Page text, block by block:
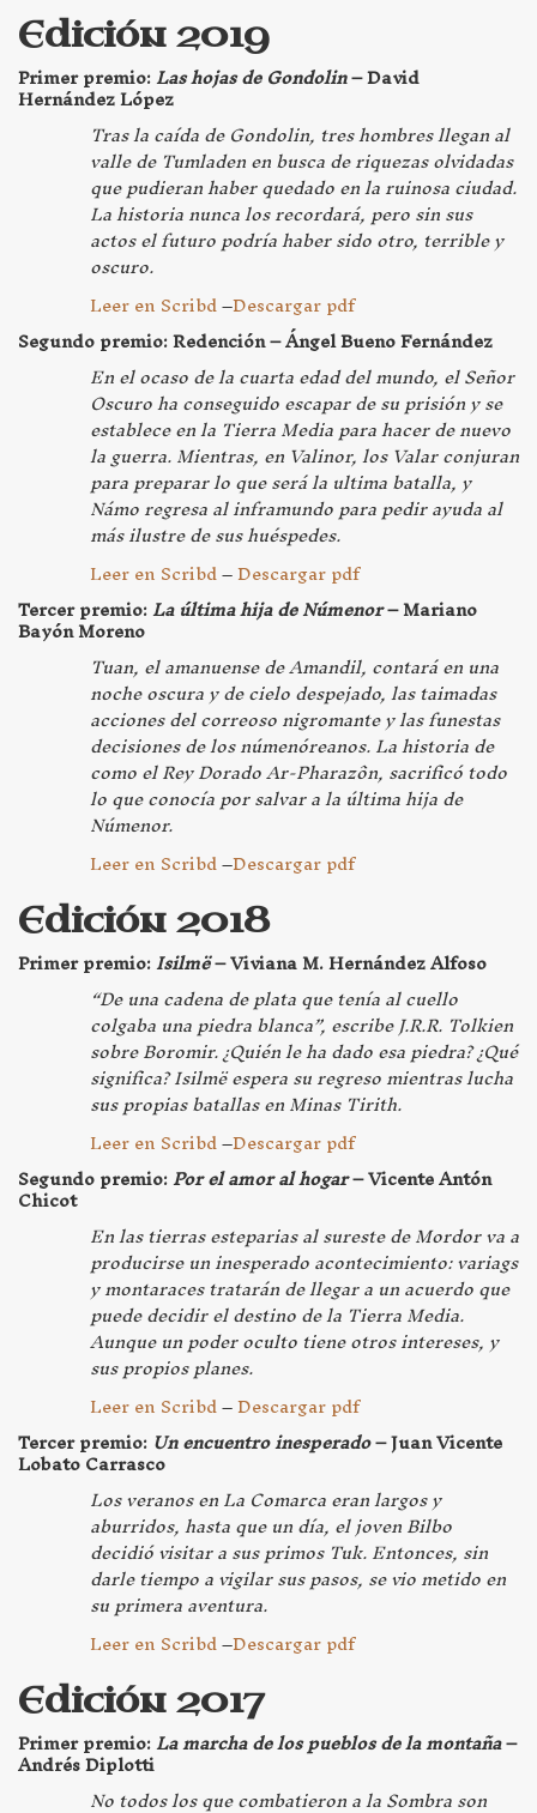
Edición 2019
Primer premio:Las hojas de Gondolin– David
Hernández López
Tras la caída de Gondolin, tres hombres llegan al
valle de Tumladen en busca de riquezas olvidadas
que pudieran haber quedado en la ruinosa ciudad.
La historia nunca los recordará, pero sin sus
actos el futuro podría haber sido otro, terrible y
oscuro.
Leer en Scribd–Descargar pdf
Segundo premio: Redención – Ángel Bueno Fernández
En el ocaso de la cuarta edad del mundo, el Señor
Oscuro ha conseguido escapar de su prisión y se
establece en la Tierra Media para hacer de nuevo
la guerra. Mientras, en Valinor, los Valar conjuran
para preparar lo que será la ultima batalla, y
Námo regresa al inframundo para pedir ayuda al
más ilustre de sus huéspedes.
Leer en Scribd–Descargar pdf
Tercer premio:La última hija de Númenor– Mariano
Bayón Moreno
Tuan, el amanuense de Amandil, contará en una
noche oscura y de cielo despejado, las taimadas
acciones del correoso nigromante y las funestas
decisiones de los númenóreanos. La historia de
como el Rey Dorado Ar-Pharazôn, sacrificó todo
lo que conocía por salvar a la última hija de
Númenor.
Leer en Scribd–Descargar pdf
Edición 2018
Primer premio:Isilmë– Viviana M. Hernández Alfoso
“De una cadena de plata que tenía al cuello
colgaba una piedra blanca”, escribe J.R.R. Tolkien
sobre Boromir. ¿Quién le ha dado esa piedra? ¿Qué
significa? Isilmë espera su regreso mientras lucha
sus propias batallas en Minas Tirith.
Leer en Scribd–Descargar pdf
Segundo premio:Por el amor al hogar– Vicente Antón
Chicot
En las tierras esteparias al sureste de Mordor va a
producirse un inesperado acontecimiento: variags
y montaraces tratarán de llegar a un acuerdo que
puede decidir el destino de la Tierra Media.
Aunque un poder oculto tiene otros intereses, y
sus propios planes.
Leer en Scribd–Descargar pdf
Tercer premio:Un encuentro inesperado– Juan Vicente
Lobato Carrasco
Los veranos en La Comarca eran largos y
aburridos, hasta que un día, el joven Bilbo
decidió visitar a sus primos Tuk. Entonces, sin
darle tiempo a vigilar sus pasos, se vio metido en
su primera aventura.
Leer en Scribd–Descargar pdf
Edición 2017
Primer premio:La marcha de los pueblos de la montaña–
Andrés Diplotti
No todos los que combatieron a la Sombra son